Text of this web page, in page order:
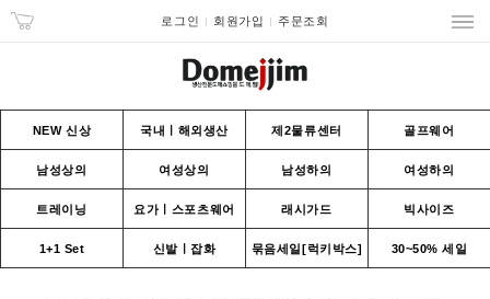
로그인 회원가입 주문조회
NEW 신상 국내ㅣ해외생산 제2물류센터 골프웨어
남성상의 여성상의 남성하의 여성하의
트레이닝 요가ㅣ스포츠웨어 래시가드 빅사이즈
1+1 Set 신발ㅣ잡화 묶음세일[럭키박스] 30~50% 세일